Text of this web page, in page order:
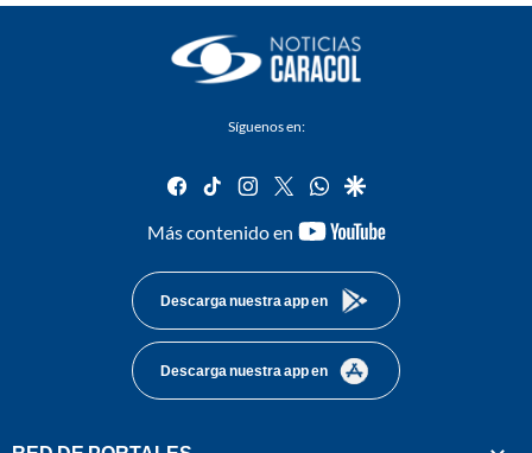
Síguenos en:
facebook
tiktok instagram
twitterwhatsapp
google
Más contenido en
youtube-
Descarga nuestra app en
Descarga nuestra app en